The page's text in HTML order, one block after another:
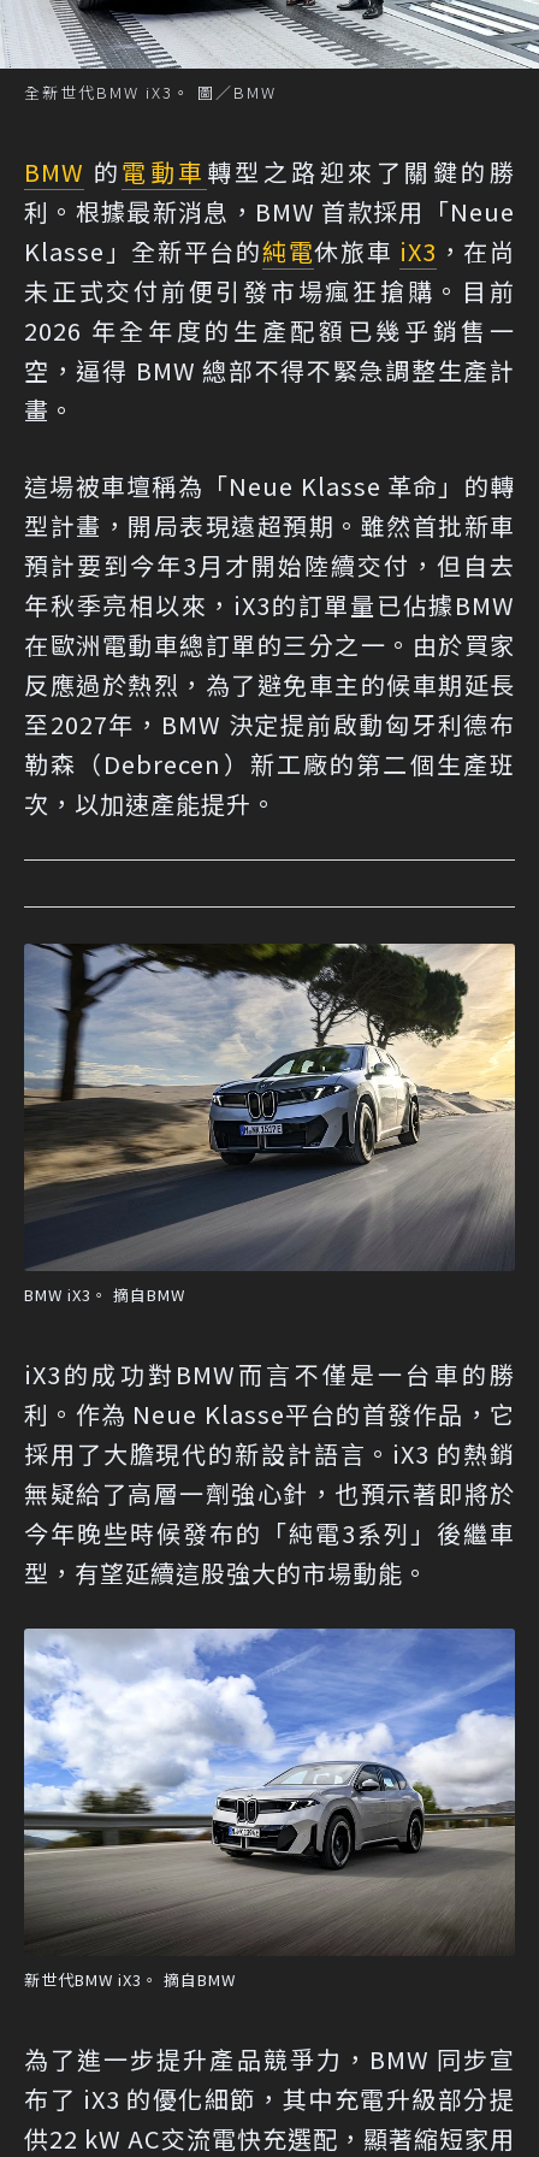
全新世代BMW iX3。 圖／BMW
BMW 的電動車 轉型之路迎來了關鍵的勝
利。根據最新消息，BMW 首款採用「Neue
Klasse」全新平台的純電休旅車 iX3 ，在尚
未正式交付前便引發市場瘋狂搶購。目前
2026 年全年度的生產配額已幾乎銷售一
空，逼得 BMW 總部不得不緊急調整生產計
畫。
這場被車壇稱為「Neue Klasse 革命」的轉
型計畫，開局表現遠超預期。雖然首批新車
預計要到今年3月才開始陸續交付，但自去
年秋季亮相以來，iX3的訂單量已佔據BMW
在歐洲電動車總訂單的三分之一。由於買家
反應過於熱烈，為了避免車主的候車期延長
至2027年，BMW 決定提前啟動匈牙利德布
勒森（Debrecen）新工廠的第二個生產班
次，以加速產能提升。
BMW iX3。 摘自BMW
iX3的成功對BMW而言不僅是一台車的勝
利。作為 Neue Klasse平台的首發作品，它
採用了大膽現代的新設計語言。iX3 的熱銷
無疑給了高層一劑強心針，也預示著即將於
今年晚些時候發布的「純電3系列」後繼車
型，有望延續這股強大的市場動能。
新世代BMW iX3。 摘自BMW
為了進一步提升產品競爭力，BMW 同步宣
布了 iX3 的優化細節，其中充電升級部分提
供22 kW AC交流電快充選配，顯著縮短家用